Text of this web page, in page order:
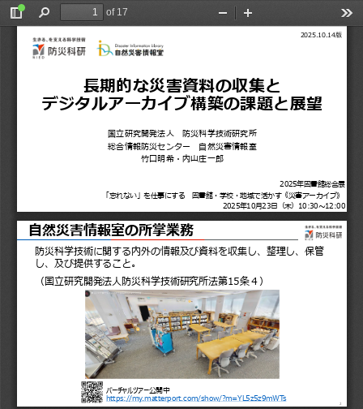
Toggle
Find
of 17
Zoom
長期的な災害資料の収集と
デジタルアーカイブ構築の課題と展望
国立研究開発法人
防災科学技術研究所
総合情報防災センター
自然災害情報室
竹口明希・内山庄一郎
2025年図書館総合展
「忘れない」を仕事にする
図書館・学校・地域で活かす《災害アーカイブ》
2025年10月23日（木） 10:30 〜12:00
2025.10.14版
2
自然災害情報室の所掌業務
防災科学技術に関する内外の情報及び資料を収集し、整理し、保管
し、及び提供すること。
（国立研究開発法人防災科学技術研究所法第15条４）
バーチャルツアー公開中
https://my.matterport.com/show/?m=YL5z5z9mWTs